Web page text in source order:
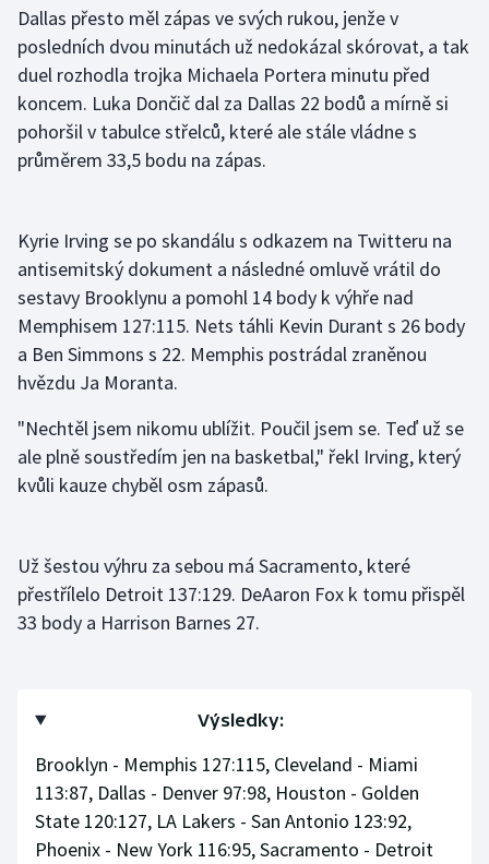
Stolní tenis
Triatlon
Veslování
Vodní slalom
Ostatní
Dallas přesto měl zápas ve svých rukou, jenže v
posledních dvou minutách už nedokázal skórovat, a tak
duel rozhodla trojka Michaela Portera minutu před
koncem. Luka Dončič dal za Dallas 22 bodů a mírně si
pohoršil v tabulce střelců, které ale stále vládne s
průměrem 33,5 bodu na zápas.
Kyrie Irving se po skandálu s odkazem na Twitteru na
antisemitský dokument a následné omluvě vrátil do
sestavy Brooklynu a pomohl 14 body k výhře nad
Memphisem 127:115. Nets táhli Kevin Durant s 26 body
a Ben Simmons s 22. Memphis postrádal zraněnou
hvězdu Ja Moranta.
"Nechtěl jsem nikomu ublížit. Poučil jsem se. Teď už se
ale plně soustředím jen na basketbal," řekl Irving, který
kvůli kauze chyběl osm zápasů.
Už šestou výhru za sebou má Sacramento, které
přestřílelo Detroit 137:129. DeAaron Fox k tomu přispěl
33 body a Harrison Barnes 27.
Výsledky:
Brooklyn - Memphis 127:115, Cleveland - Miami
113:87, Dallas - Denver 97:98, Houston - Golden
State 120:127, LA Lakers - San Antonio 123:92,
Phoenix - New York 116:95, Sacramento - Detroit